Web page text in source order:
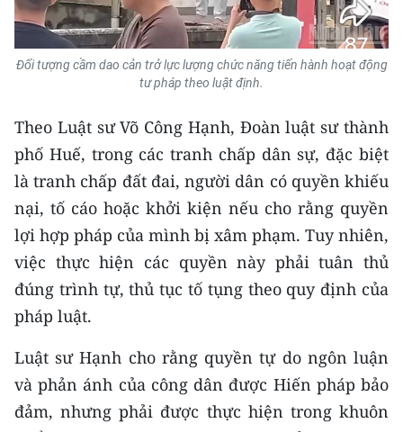
TIN MỚI
Trung du và miền núi phía Bắc
Đồng bằng sông Hồng
Bắc Trung Bộ
Duyên hải Nam Trung Bộ và Tây
Nguyên
Đông Nam Bộ
Đồng bằng sông Cửu Long
Chuyên trang Hà Nội
Đối tượng cầm dao cản trở lực lượng chức năng tiến hành hoạt động
tư pháp theo luật định.
Theo Luật sư Võ Công Hạnh, Đoàn luật sư thành
phố Huế, trong các tranh chấp dân sự, đặc biệt
là tranh chấp đất đai, người dân có quyền khiếu
nại, tố cáo hoặc khởi kiện nếu cho rằng quyền
lợi hợp pháp của mình bị xâm phạm. Tuy nhiên,
việc thực hiện các quyền này phải tuân thủ
đúng trình tự, thủ tục tố tụng theo quy định của
pháp luật.
Luật sư Hạnh cho rằng quyền tự do ngôn luận
và phản ánh của công dân được Hiến pháp bảo
đảm, nhưng phải được thực hiện trong khuôn